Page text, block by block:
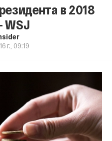
в 2018
WSJ
г., 09:19